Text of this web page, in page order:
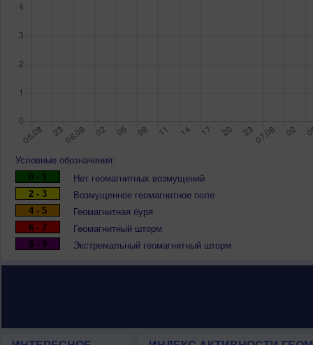
Условные обозначения:
0 - 1
Нет геомагнитных возмущений
2 - 3
Возмущенное геомагнитное поле
4 - 5
Геомагнитная буря
6 - 7
Геомагнитный шторм
8 - 9
Экстремальный геомагнитный шторм